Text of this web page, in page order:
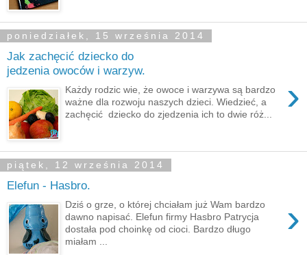
poniedziałek, 15 września 2014
Jak zachęcić dziecko do
jedzenia owoców i warzyw.
›
Każdy rodzic wie, że owoce i warzywa są bardzo
ważne dla rozwoju naszych dzieci. Wiedzieć, a
zachęcić dziecko do zjedzenia ich to dwie róż...
piątek, 12 września 2014
Elefun - Hasbro.
›
Dziś o grze, o której chciałam już Wam bardzo
dawno napisać. Elefun firmy Hasbro Patrycja
dostała pod choinkę od cioci. Bardzo długo
miałam ...